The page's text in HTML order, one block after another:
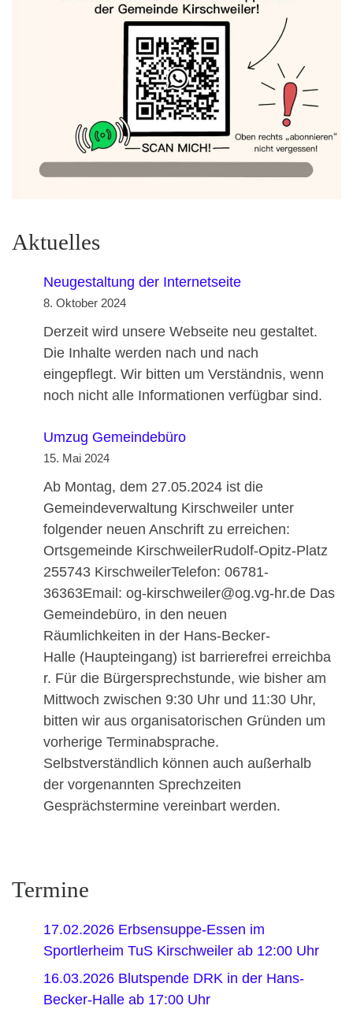
Aktuelles
Neugestaltung der Internetseite
8. Oktober 2024
Derzeit wird unsere Webseite neu gestaltet.
Die Inhalte werden nach und nach
eingepflegt. Wir bitten um Verständnis, wenn
noch nicht alle Informationen verfügbar sind.
Umzug Gemeindebüro
15. Mai 2024
Ab Montag, dem 27.05.2024 ist die
Gemeindeverwaltung Kirschweiler unter
folgender neuen Anschrift zu erreichen:
Ortsgemeinde KirschweilerRudolf-Opitz-Platz
255743 KirschweilerTelefon: 06781-
36363Email: og-kirschweiler@og.vg-hr.de Das
Gemeindebüro, in den neuen
Räumlichkeiten in der Hans-Becker-
Halle (Haupteingang) ist barrierefrei erreichba
r. Für die Bürgersprechstunde, wie bisher am
Mittwoch zwischen 9:30 Uhr und 11:30 Uhr,
bitten wir aus organisatorischen Gründen um
vorherige Terminabsprache.
Selbstverständlich können auch außerhalb
der vorgenannten Sprechzeiten
Gesprächstermine vereinbart werden.
Termine
17.02.2026 Erbsensuppe-Essen im
Sportlerheim TuS Kirschweiler ab 12:00 Uhr
16.03.2026 Blutspende DRK in der Hans-
Becker-Halle ab 17:00 Uhr